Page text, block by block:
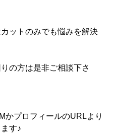
ットのみでも悩みを解決
の方は是非ご相談下さ
かプロフィールのURLより
す♪